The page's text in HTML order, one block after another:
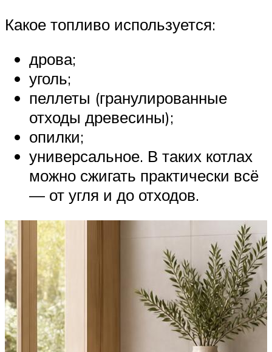
Какое топливо используется:
дрова;
уголь;
пеллеты (гранулированные
отходы древесины);
опилки;
универсальное. В таких котлах
можно сжигать практически всё
— от угля и до отходов.